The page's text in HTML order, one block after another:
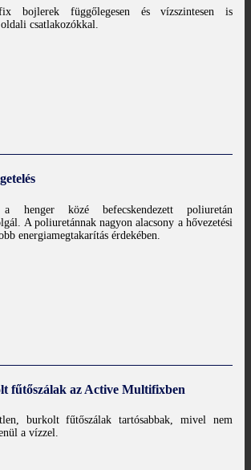
bojlerek függőlegesen és vízszintesen is
csatlakozókkal.
közé befecskendezett poliuretán
A poliuretánnak nagyon alacsony a hővezetési
energiamegtakarítás érdekében.
fűtőszálak az Active Multifixben
burkolt fűtőszálak tartósabbak, mivel nem
a vízzel.